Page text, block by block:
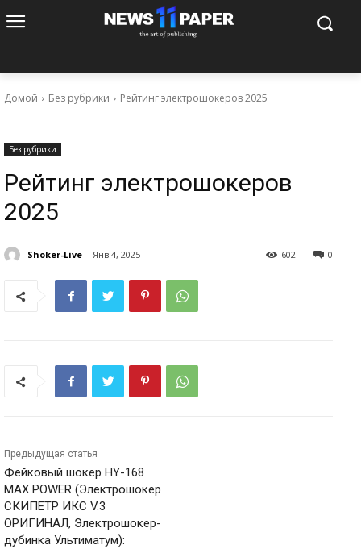
Домой Без рубрики Рейтинг электрошокеров 2025
Без рубрики
Рейтинг электрошокеров
2025
Shoker-Live Янв 4, 2025 0
602
Предыдущая статья
Фейковый шокер HY-168
MAX POWER (Электрошокер
СКИПЕТР ИКС V.3
ОРИГИНАЛ, Электрошокер-
дубинка Ультиматум):